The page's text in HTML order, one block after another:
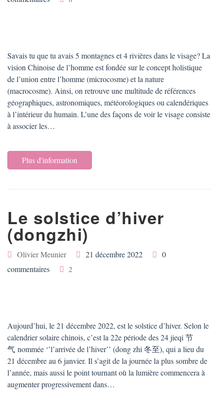
Savais tu que tu avais 5 montagnes et 4 rivières dans le visage? La
vision Chinoise de l’homme est fondée sur le concept holistique
de l’union entre l’homme (microcosme) et la nature
(macrocosme). Ainsi, on retrouve une multitude de références
géographiques, astronomiques, météorologiques ou calendériques
à l’intérieur du humain. L’une des façons de voir le visage consiste
à associer les…
Plus d'information
Le solstice d’hiver
(dongzhi)
Olivier Meunier 21 décembre 2022
0
commentaires
2
Aujourd’hui, le 21 décembre 2022, est le solstice d’hiver. Selon le
calendrier solaire chinois, c’est la 22e période des 24 jieqi 节
气 nommée ‘’l’arrivée de l’hiver’’ (dong zhi 冬至), qui a lieu du
21 décembre au 6 janvier. Il s’agit de la journée la plus sombre de
l’année, mais aussi le point tournant où la lumière commencera à
augmenter progressivement dans…